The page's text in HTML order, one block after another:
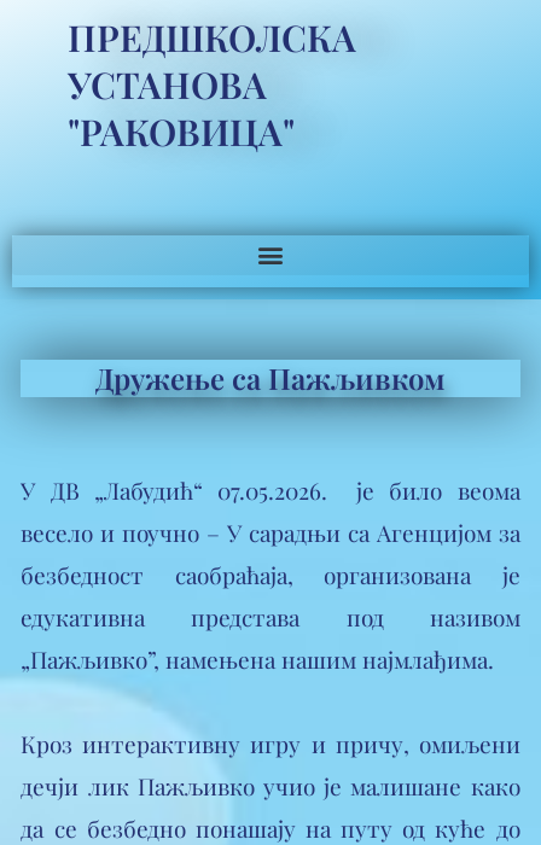
ПРЕДШКОЛСКА
УСТАНОВА
"РАКОВИЦА"
Дружење са Пажљивком
​У ДВ „Лабудић“ 07.05.2026. је било веома
весело и поучно – У сарадњи са Агенцијом за
безбедност саобраћаја, организована је
едукативна представа под називом
„Пажљивко”, намењена нашим најмлађима.
​Кроз интерактивну игру и причу, омиљени
дечји лик Пажљивко учио је малишане како
да се безбедно понашају на путу од куће до